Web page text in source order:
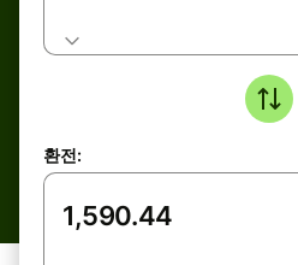
환전: